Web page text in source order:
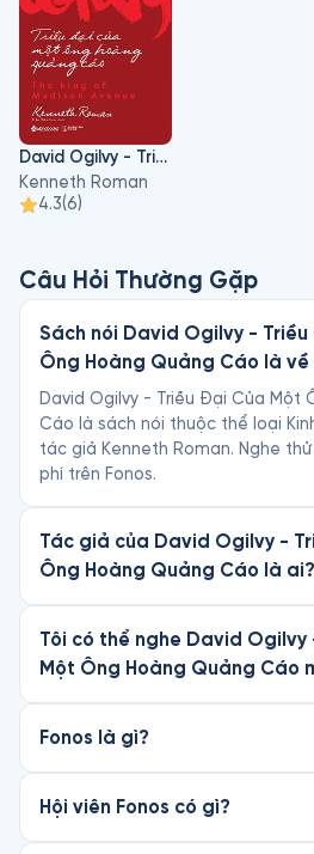
David Ogilvy - Triều Đại Của Một Ông Hoàng Quảng Cáo
Kenneth Roman
4.3(6)
Câu Hỏi Thường Gặp
Sách nói David Ogilvy -
Ông Hoàng Quảng Cáo là về
David Ogilvy - Triều Đại Của Một
Cáo là sách nói thuộc thể loại
tác giả Kenneth Roman. Nghe
phí trên Fonos.
Tác giả của David Ogilvy -
Ông Hoàng Quảng Cáo là ai?
Tôi có thể nghe David Ogilvy
Một Ông Hoàng Quảng Cáo
Fonos là gì?
Hội viên Fonos có gì?